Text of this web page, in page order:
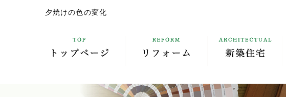
夕焼けの色の変化
トップページ
REFORM